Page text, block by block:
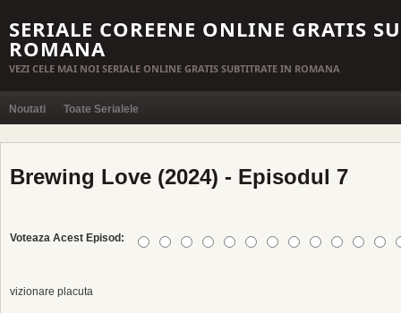
SERIALE COREENE ONLINE GRATIS
ROMANA
VEZI CELE MAI NOI SERIALE ONLINE GRATIS SUBTITRATE IN ROMANA
Noutati Toate Serialele
Brewing Love (2024) - Episodul 7
Voteaza Acest Episod:
vizionare placuta